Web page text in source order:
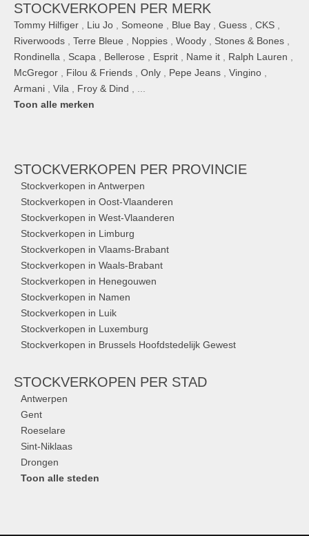
STOCKVERKOPEN PER MERK
Tommy Hilfiger Liu Jo Someone Blue Bay Guess CKS
Riverwoods
Terre Bleue Noppies Woody Stones & Bones
Rondinella
Scapa Bellerose Esprit Name it Ralph Lauren
McGregor
Filou & Friends Only Pepe Jeans Vingino
Armani
Vila Froy & Dind
Toon alle merken
STOCKVERKOPEN PER PROVINCIE
Stockverkopen in Antwerpen
Stockverkopen in Oost-Vlaanderen
Stockverkopen in West-Vlaanderen
Stockverkopen in Limburg
Stockverkopen in Vlaams-Brabant
Stockverkopen in Waals-Brabant
Stockverkopen in Henegouwen
Stockverkopen in Namen
Stockverkopen in Luik
Stockverkopen in Luxemburg
Stockverkopen in Brussels Hoofdstedelijk Gewest
STOCKVERKOPEN PER STAD
Antwerpen
Gent
Roeselare
Sint-Niklaas
Drongen
Toon alle steden